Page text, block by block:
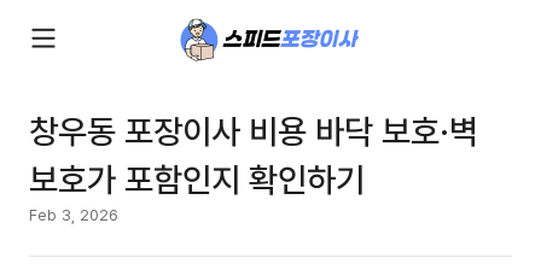
창우동 포장이사 비용 바닥 보호·벽
보호가 포함인지 확인하기
Feb 3, 2026